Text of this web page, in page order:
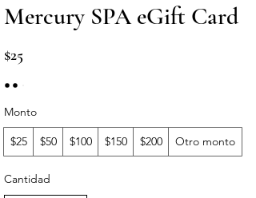
Mercury SPA eGift Card
$25
Monto
$25 $50 $100 $150 $200 Otro monto
Cantidad